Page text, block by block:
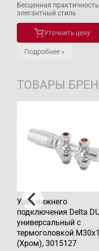
Бесценная
элегантный стиль
Уточнить цену
Подробнее »
ТОВАРЫ
Узел нижнего
подключения Delta
универсальный с
термоголовкой
(Хром), 3015127